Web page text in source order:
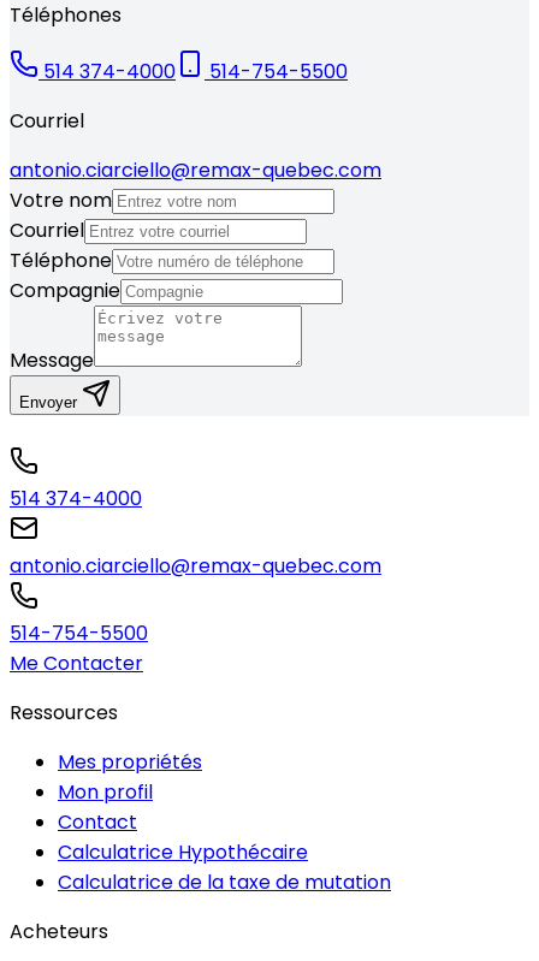
Téléphones
514 374-4000
514-754-5500
Courriel
antonio.ciarciello@remax-quebec.com
Votre nom
Courriel
Téléphone
Compagnie
Message
Envoyer
514 374-4000
antonio.ciarciello@remax-quebec.com
514-754-5500
Me Contacter
Ressources
Mes propriétés
Mon profil
Contact
Calculatrice Hypothécaire
Calculatrice de la taxe de mutation
Acheteurs